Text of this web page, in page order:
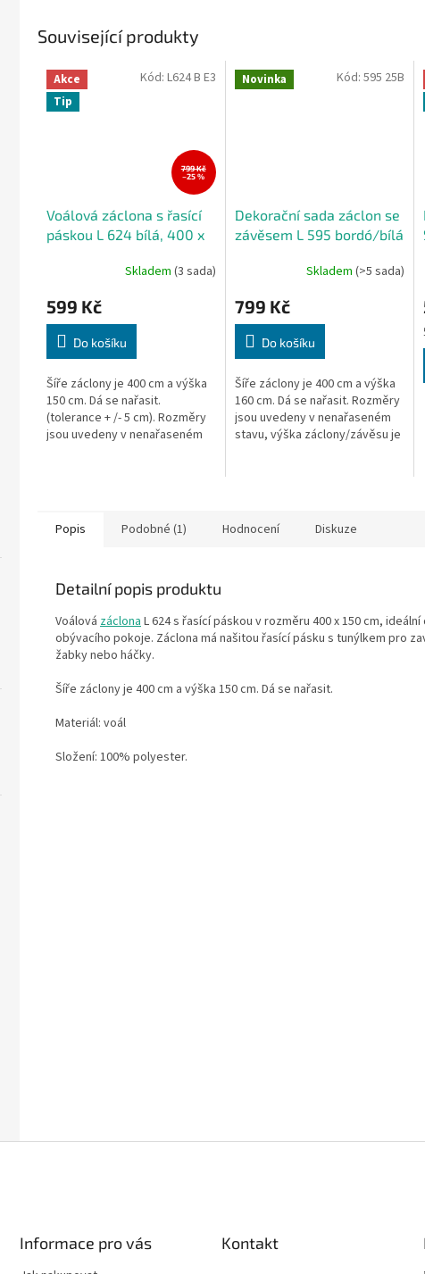
Související produkty
Akce
Tip
799 Kč
–25 %
Voálová záclona s řasící
páskou L 624 bílá, 400 x
Skladem (3 sada)
599 Kč
Do košíku
Šíře záclony je 400 cm a výška
150 cm. Dá se nařasit.
(tolerance + /- 5 cm). Rozměry
jsou uvedeny v nenařaseném
Kód: L624 B E3 Novinka
Dekorační sada záclon se
závěsem L 595 bordó/bílá
Skladem (>5 sada)
799 Kč
Do košíku
Šíře záclony je 400 cm a výška
160 cm. Dá se nařasit. Rozměry
jsou uvedeny v nenařaseném
stavu, výška záclony/závěsu je
Kód: 595 25B
Popis Podobné (1) Hodnocení Diskuze
Detailní popis produktu
Voálová záclonaL 624 s řasící páskou v rozměru 400 x 150 cm,
obývacího pokoje. Záclona má našitou řasící pásku s tunýlkem pro
žabky nebo háčky.
Šíře záclony je 400 cm a výška 150 cm. Dá se nařasit.
Materiál: voál
Složení: 100% polyester.
Informace pro vás Kontakt